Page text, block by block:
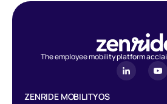
The employee mobility platform
ZENRIDE MOBILITY OS